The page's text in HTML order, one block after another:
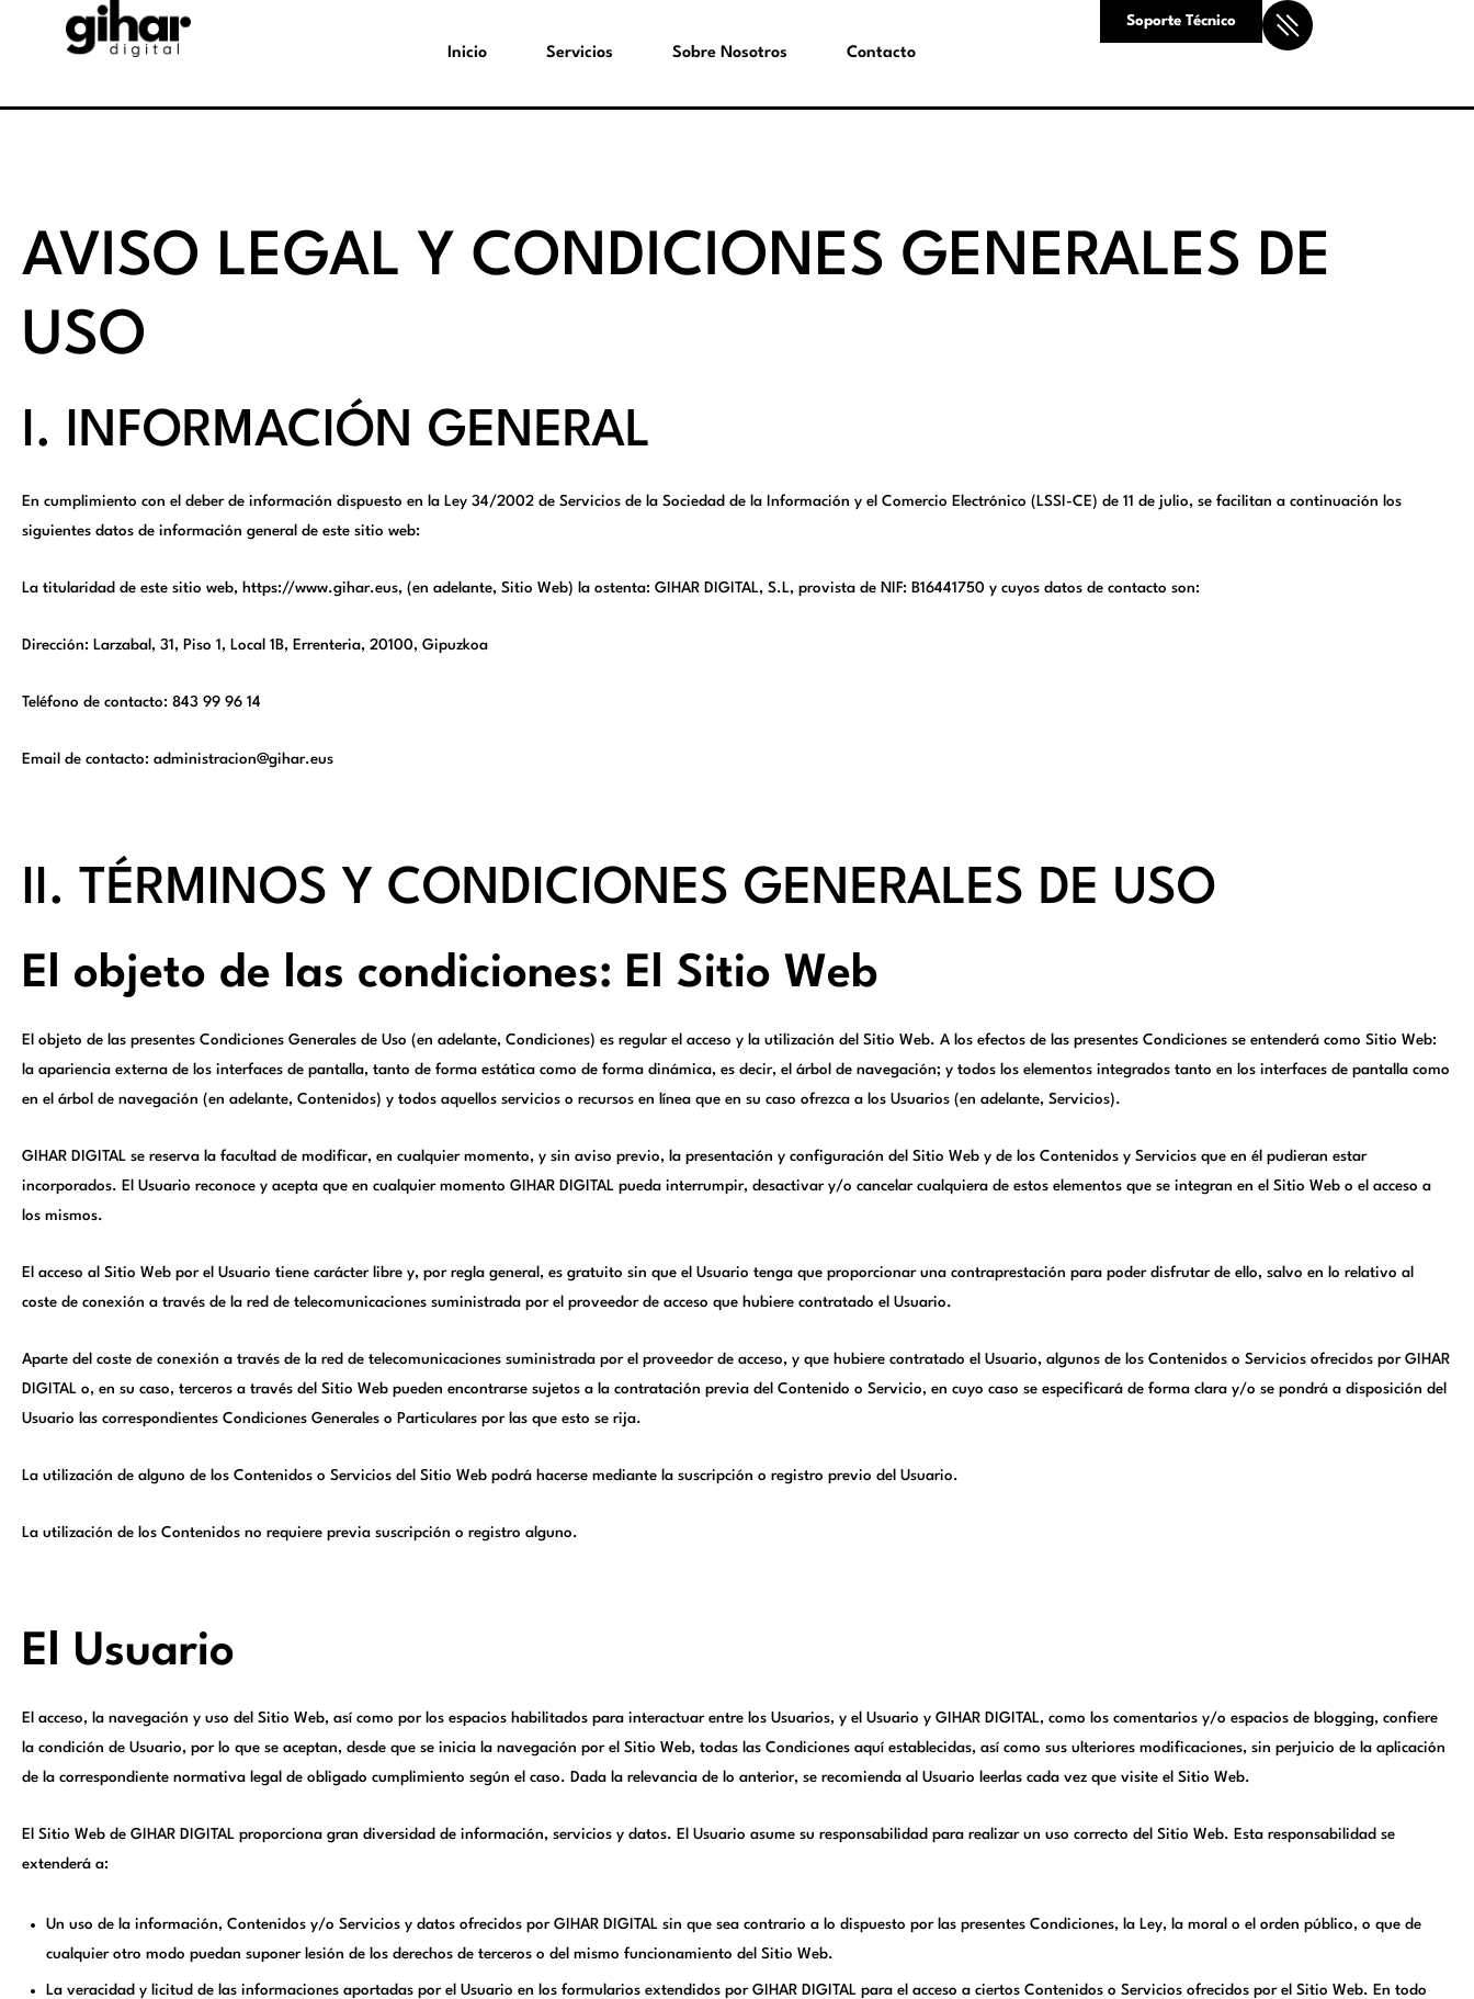
Inicio Servicios Sobre Nosotros Contacto
Soporte Técnico
AVISO LEGAL Y CONDICIONES GENERALES DE
USO
I. INFORMACIÓN GENERAL
En cumplimiento con el deber de información dispuesto en la Ley 34/2002 de Servicios de la Sociedad de la Información y el Comercio Electrónico (LSSI-CE) de 11 de julio, se facilitan a continuación los
siguientes datos de información general de este sitio web:
La titularidad de este sitio web, https://www.gihar.eus, (en adelante, Sitio Web) la ostenta: GIHAR DIGITAL, S.L, provista de NIF: B16441750 y cuyos datos de contacto son:
Dirección: Larzabal, 31, Piso 1, Local 1B, Errenteria, 20100, Gipuzkoa
Teléfono de contacto: 843 99 96 14
Email de contacto: administracion@gihar.eus
II. TÉRMINOS Y CONDICIONES GENERALES DE USO
El objeto de las condiciones: El Sitio Web
El objeto de las presentes Condiciones Generales de Uso (en adelante, Condiciones) es regular el acceso y la utilización del Sitio Web. A los efectos de las presentes Condiciones se entenderá como Sitio Web:
la apariencia externa de los interfaces de pantalla, tanto de forma estática como de forma dinámica, es decir, el árbol de navegación; y todos los elementos integrados tanto en los interfaces de pantalla como
en el árbol de navegación (en adelante, Contenidos) y todos aquellos servicios o recursos en línea que en su caso ofrezca a los Usuarios (en adelante, Servicios).
GIHAR DIGITAL se reserva la facultad de modificar, en cualquier momento, y sin aviso previo, la presentación y configuración del Sitio Web y de los Contenidos y Servicios que en él pudieran estar
incorporados. El Usuario reconoce y acepta que en cualquier momento GIHAR DIGITAL pueda interrumpir, desactivar y/o cancelar cualquiera de estos elementos que se integran en el Sitio Web o el acceso a
los mismos.
El acceso al Sitio Web por el Usuario tiene carácter libre y, por regla general, es gratuito sin que el Usuario tenga que proporcionar una contraprestación para poder disfrutar de ello, salvo en lo relativo al
coste de conexión a través de la red de telecomunicaciones suministrada por el proveedor de acceso que hubiere contratado el Usuario.
Aparte del coste de conexión a través de la red de telecomunicaciones suministrada por el proveedor de acceso, y que hubiere contratado el Usuario, algunos de los Contenidos o Servicios ofrecidos por GIHAR
DIGITAL o, en su caso, terceros a través del Sitio Web pueden encontrarse sujetos a la contratación previa del Contenido o Servicio, en cuyo caso se especificará de forma clara y/o se pondrá a disposición del
Usuario las correspondientes Condiciones Generales o Particulares por las que esto se rija.
La utilización de alguno de los Contenidos o Servicios del Sitio Web podrá hacerse mediante la suscripción o registro previo del Usuario.
La utilización de los Contenidos no requiere previa suscripción o registro alguno.
El Usuario
El acceso, la navegación y uso del Sitio Web, así como por los espacios habilitados para interactuar entre los Usuarios, y el Usuario y GIHAR DIGITAL, como los comentarios y/o espacios de blogging, confiere
la condición de Usuario, por lo que se aceptan, desde que se inicia la navegación por el Sitio Web, todas las Condiciones aquí establecidas, así como sus ulteriores modificaciones, sin perjuicio de la aplicación
de la correspondiente normativa legal de obligado cumplimiento según el caso. Dada la relevancia de lo anterior, se recomienda al Usuario leerlas cada vez que visite el Sitio Web.
El Sitio Web de GIHAR DIGITAL proporciona gran diversidad de información, servicios y datos. El Usuario asume su responsabilidad para realizar un uso correcto del Sitio Web. Esta responsabilidad se
extenderá a:
Un uso de la información, Contenidos y/o Servicios y datos ofrecidos por GIHAR DIGITAL sin que sea contrario a lo dispuesto por las presentes Condiciones, la Ley, la moral o el orden público, o que de
cualquier otro modo puedan suponer lesión de los derechos de terceros o del mismo funcionamiento del Sitio Web.
La veracidad y licitud de las informaciones aportadas por el Usuario en los formularios extendidos por GIHAR DIGITAL para el acceso a ciertos Contenidos o Servicios ofrecidos por el Sitio Web. En todo